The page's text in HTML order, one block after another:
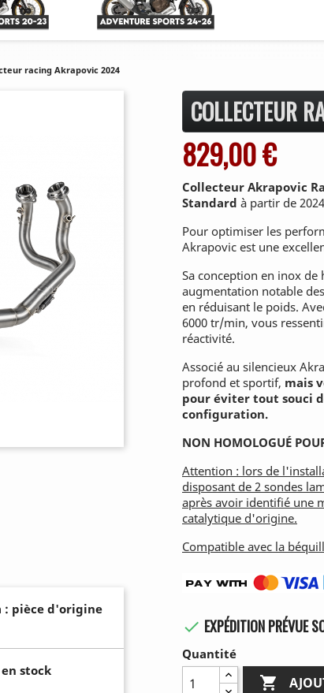
racing Akrapovic 2024
: pièce d'origine
stock
COLLECTEUR
829,00 €
Collecteur Akrapovic
Standard à partir de
Pour optimiser les
Akrapovic est une
Sa conception en inox
augmentation notable
en réduisant le poids.
6000 tr/min, vous
réactivité.
Associé au silencieux
profond et sportif, mais
pour éviter tout souci
configuration.
NON HOMOLOGUÉ
Attention : lors de
disposant de 2 sondes
après avoir identifié une
catalytique d'origine.
Compatible avec la
 EXPÉDITION PRÉVUE
Quantité
